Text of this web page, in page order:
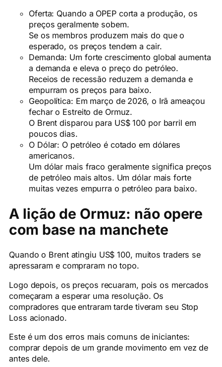
Oferta: Quando a OPEP corta a produção, os
preços geralmente sobem.
Se os membros produzem mais do que o
esperado, os preços tendem a cair.
Demanda: Um forte crescimento global aumenta
a demanda e eleva o preço do petróleo.
Receios de recessão reduzem a demanda e
empurram os preços para baixo.
Geopolítica: Em março de 2026, o Irã ameaçou
fechar o Estreito de Ormuz.
O Brent disparou para US$ 100 por barril em
poucos dias.
O Dólar: O petróleo é cotado em dólares
americanos.
Um dólar mais fraco geralmente significa preços
de petróleo mais altos. Um dólar mais forte
muitas vezes empurra o petróleo para baixo.
A lição de Ormuz: não opere
com base na manchete
Quando o Brent atingiu US$ 100, muitos traders se
apressaram e compraram no topo.
Logo depois, os preços recuaram, pois os mercados
começaram a esperar uma resolução. Os
compradores que entraram tarde tiveram seu Stop
Loss acionado.
Este é um dos erros mais comuns de iniciantes:
comprar depois de um grande movimento em vez de
antes dele.